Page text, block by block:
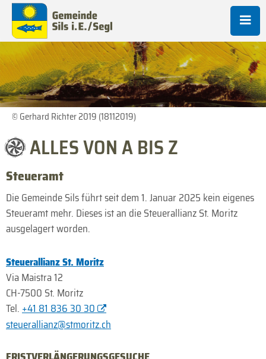
© Gerhard Richter 2019 (18112019)
ALLES VON A BIS Z
Steueramt
Die Gemeinde Sils führt seit dem 1. Januar 2025 kein eigenes
Steueramt mehr. Dieses ist an die Steuerallianz St. Moritz
ausgelagert worden.
Steuerallianz St. Moritz
Via Maistra 12
CH-7500 St. Moritz
Tel. +41 81 836 30 30
steuerallianz@stmoritz.ch